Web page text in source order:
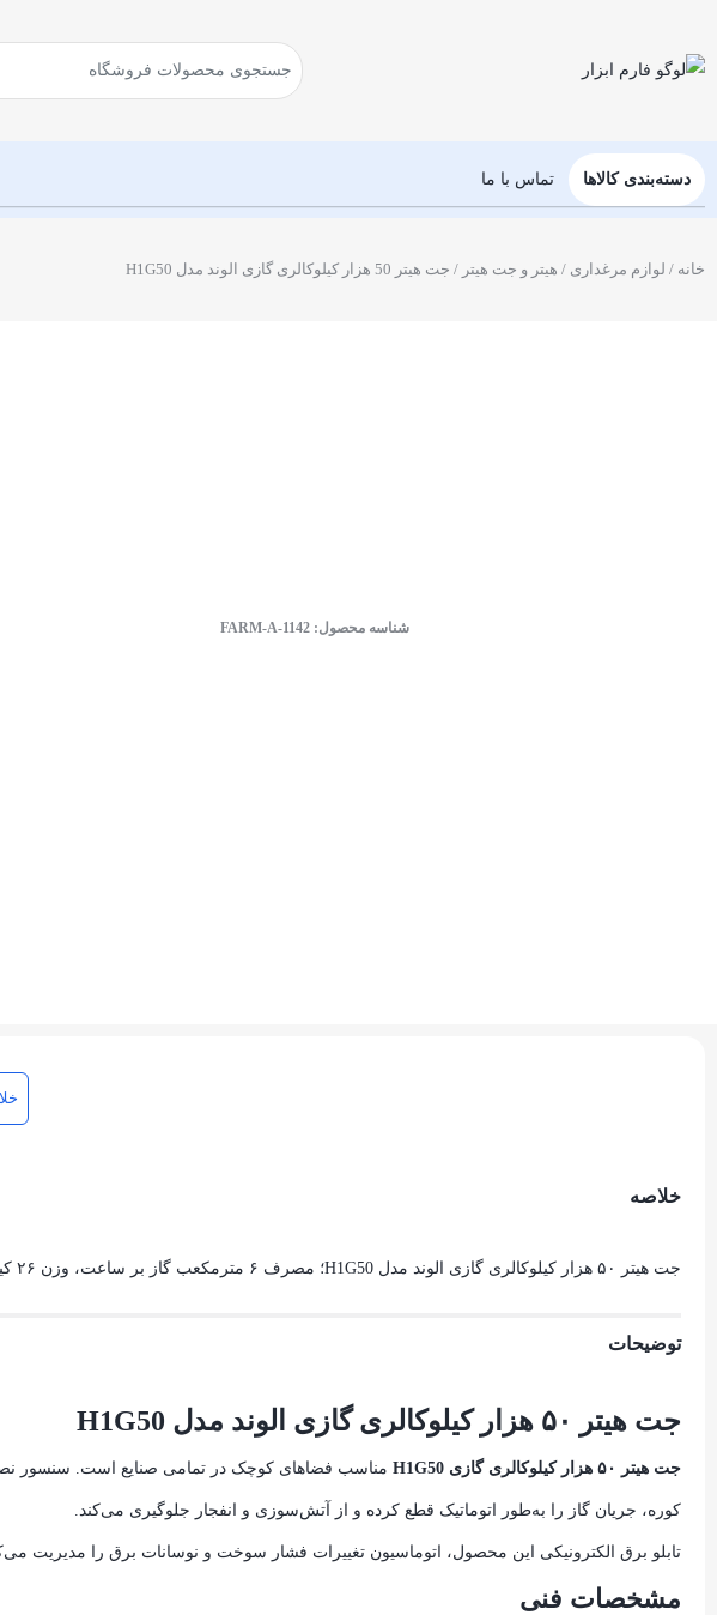
دسته‌بندی کالاها تماس با ما
خانه / لوازم مرغداری / هیتر و جت هیتر / جت هیتر 50 هزار کیلوکالری گازی الوند مدل H1G50
شناسه محصول: FARM-A-1142
خلاصه
جت هیتر ۵۰ هزار کیلوکالری گازی الوند مدل H1G50؛ مصرف ۶ مترمکعب گاز بر ساعت، وزن ۲۶ کیلوگرم، ایمنی با سنسور قطع خودکار.
توضیحات
جت هیتر ۵۰ هزار کیلوکالری گازی الوند مدل H1G50
جت هیتر ۵۰ هزار کیلوکالری گازی H1G50 مناسب فضاهای کوچک در تمامی صنایع است. سنسور
کوره، جریان گاز را به‌طور اتوماتیک قطع کرده و از آتش‌سوزی و انفجار جلوگیری می‌کند.
تابلو برق الکترونیکی این محصول، اتوماسیون تغییرات فشار سوخت و نوسانات برق را مدیریت
مشخصات فنی